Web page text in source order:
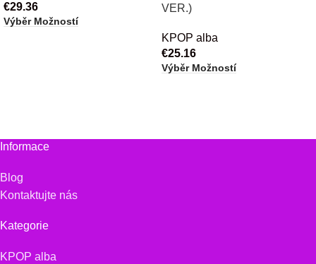
€29.36
Výběr Možností
VER.)
KPOP alba
€25.16
Výběr Možností
Informace
Blog
Kontaktujte nás
Kategorie
KPOP alba